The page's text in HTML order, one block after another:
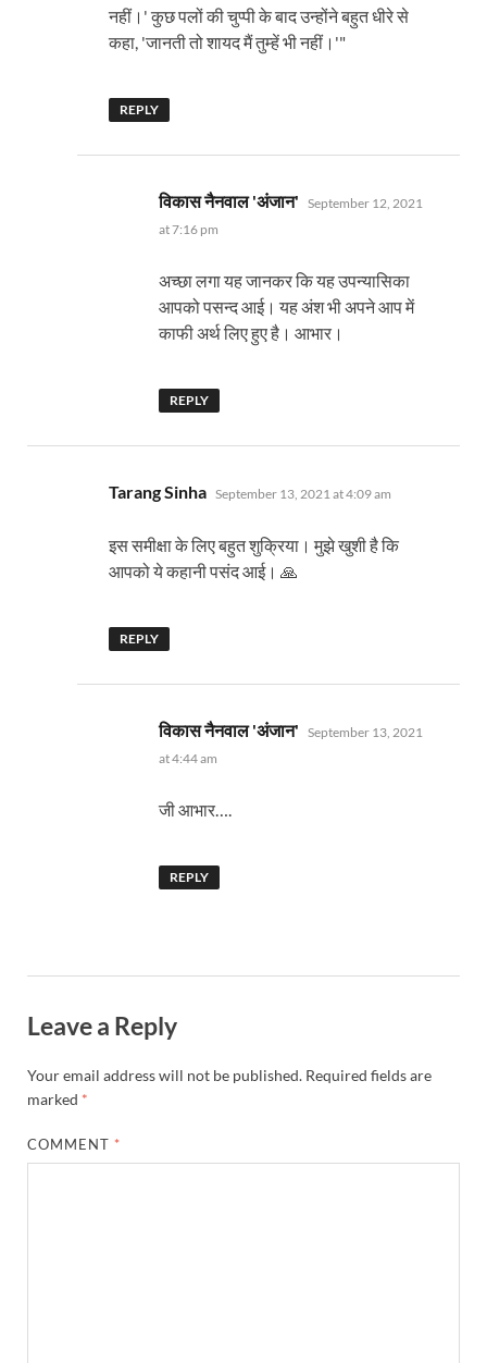
नहीं।' कुछ पलों की चुप्पी के बाद उन्होंने बहुत धीरे से
कहा, 'जानती तो शायद मैं तुम्हें भी नहीं।'"
REPLY
विकास नैनवाल 'अंजान' says:
September 12, 2021
at 7:16 pm
अच्छा लगा यह जानकर कि यह उपन्यासिका
आपको पसन्द आई। यह अंश भी अपने आप में
काफी अर्थ लिए हुए है। आभार।
REPLY
Tarang Sinha says:
September 13, 2021 at 4:09 am
इस समीक्षा के लिए बहुत शुक्रिया। मुझे खुशी है कि
आपको ये कहानी पसंद आई। 🙏
REPLY
विकास नैनवाल 'अंजान' says:
September 13, 2021
at 4:44 am
जी आभार….
REPLY
Leave a Reply
Your email address will not be published. Required fields are
marked *
COMMENT *